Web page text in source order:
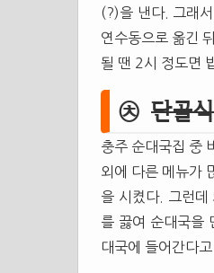
(?)을 낸다. 그래
연수동으로 옮긴
될 땐 2시 정도면
㉩ 단골
충주 순대국집 중
외에 다른 메뉴가
을 시켰다. 그런
를 끓여 순대국을
대국에 들어간다